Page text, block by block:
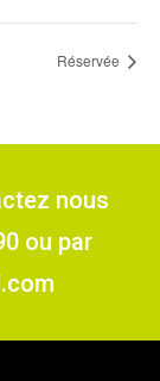
Réservée
nous
ou par